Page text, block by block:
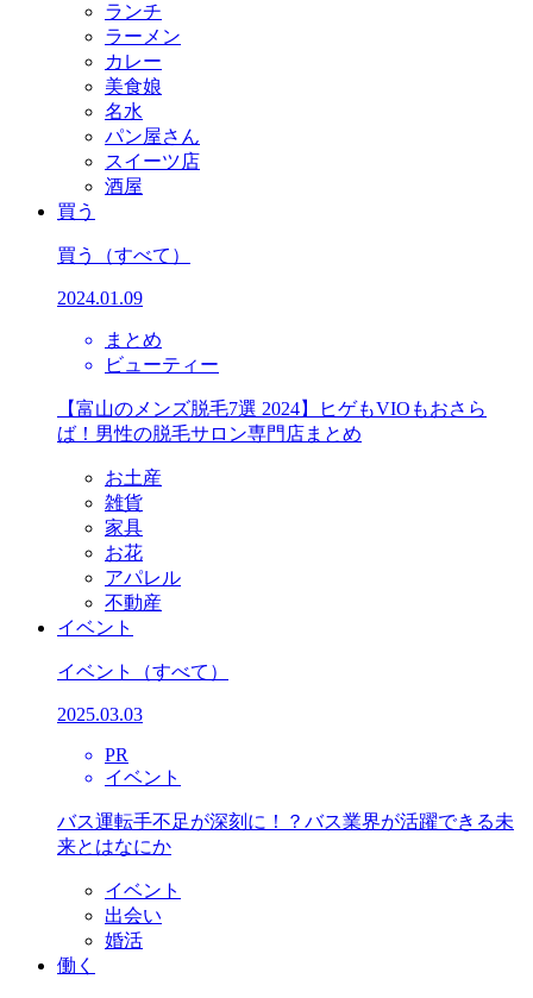
ランチ
ラーメン
カレー
美食娘
名水
パン屋さん
スイーツ店
酒屋
買う
買う （すべて）
2024.01.09
まとめ
ビューティー
【富山のメンズ脱毛7選 2024】ヒゲもVIOもおさら
ば！男性の脱毛サロン専門店まとめ
お土産
雑貨
家具
お花
アパレル
不動産
イベント
イベント （すべて）
2025.03.03
PR
イベント
バス運転手不足が深刻に！？バス業界が活躍できる未
来とはなにか
イベント
出会い
婚活
働く